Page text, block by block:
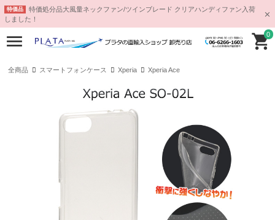
特価品
特価処分品大風量ネックファン/ツインブレード クリアハンディファン入荷
しました！
0
全商品 スマートフォンケース Xperia Xperia Ace